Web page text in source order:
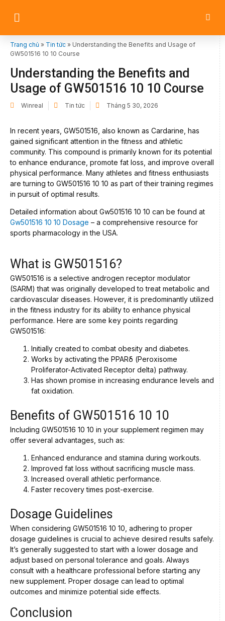
Trang chủ » Tin tức » Understanding the Benefits and Usage of
GW501516 10 10 Course
Understanding the Benefits and
Usage of GW501516 10 10 Course
Winreal Tin tức Tháng 5 30, 2026
In recent years, GW501516, also known as Cardarine, has
gained significant attention in the fitness and athletic
community. This compound is primarily known for its potential
to enhance endurance, promote fat loss, and improve overall
physical performance. Many athletes and fitness enthusiasts
are turning to GW501516 10 10 as part of their training regimes
in pursuit of optimal results.
Detailed information about Gw501516 10 10 can be found at
Gw501516 10 10 Dosage – a comprehensive resource for
sports pharmacology in the USA.
What is GW501516?
GW501516 is a selective androgen receptor modulator
(SARM) that was originally developed to treat metabolic and
cardiovascular diseases. However, it is predominantly utilized
in the fitness industry for its ability to enhance physical
performance. Here are some key points regarding
GW501516:
Initially created to combat obesity and diabetes.
Works by activating the PPARδ (Peroxisome
Proliferator-Activated Receptor delta) pathway.
Has shown promise in increasing endurance levels and
fat oxidation.
Benefits of GW501516 10 10
Including GW501516 10 10 in your supplement regimen may
offer several advantages, such as:
Enhanced endurance and stamina during workouts.
Improved fat loss without sacrificing muscle mass.
Increased overall athletic performance.
Faster recovery times post-exercise.
Dosage Guidelines
When considering GW501516 10 10, adhering to proper
dosage guidelines is crucial to achieve desired results safely.
It’s generally suggested to start with a lower dosage and
adjust based on personal tolerance and goals. Always
consult with a healthcare professional before starting any
new supplement. Proper dosage can lead to optimal
outcomes and minimize potential side effects.
Conclusion